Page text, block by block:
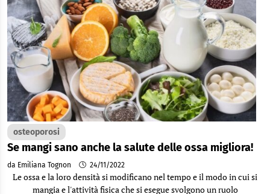
osteoporosi
Se mangi sano anche la salute delle ossa migliora!
da Emiliana Tognon 24/11/2022
Le ossa e la loro densità si modificano nel tempo e il modo in cui si
mangia e l'attività fisica che si esegue svolgono un ruolo